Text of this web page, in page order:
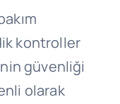
kontroller
güvenliği
olarak